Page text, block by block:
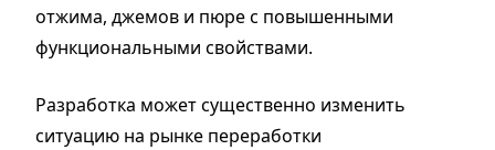
отжима, джемов и пюре с повышенными
функциональными свойствами.
Разработка может существенно изменить
ситуацию на рынке переработки